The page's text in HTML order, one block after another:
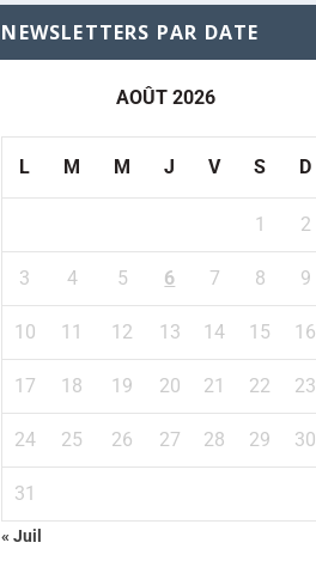
NEWSLETTERS PAR DATE
AOÛT 2026
L M M J V S D
1 2
3 4 5 6 7 8 9
10 11 12 13 14 15 16
17 18 19 20 21 22 23
24 25 26 27 28 29 30
31
« Juil